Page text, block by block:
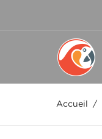
Accueil /